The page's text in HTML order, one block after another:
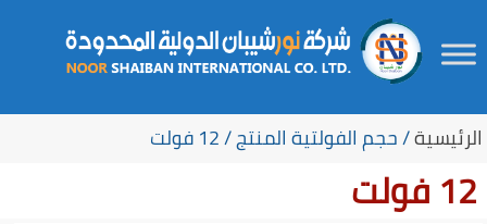
التجاوز
إلى
المحتوى
Skip
to
secondary
content
الرئيسية/ حجم الفولتية المنتج / 12 فولت
12 فولت